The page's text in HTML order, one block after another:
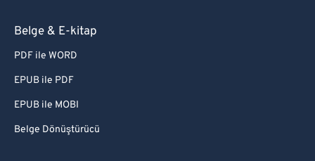
Belge & E-kitap
PDF ile WORD
EPUB ile PDF
EPUB ile MOBI
Belge Dönüştürücü